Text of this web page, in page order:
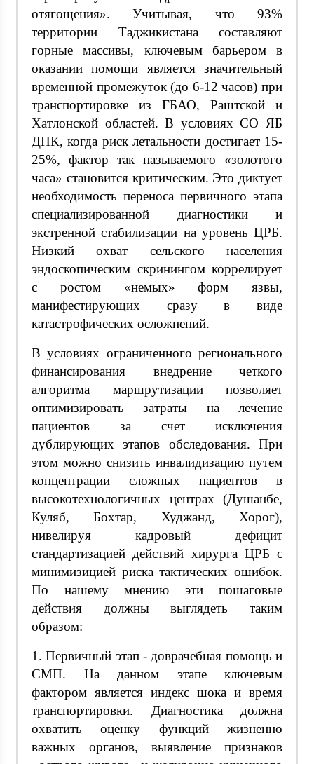
отягощения». Учитывая, что 93%
территории Таджикистана составляют
горные массивы, ключевым барьером в
оказании помощи является значительный
временной промежуток (до 6-12 часов) при
транспортировке из ГБАО, Раштской и
Хатлонской областей. В условиях СО ЯБ
ДПК, когда риск летальности достигает 15-
25%, фактор так называемого «золотого
часа» становится критическим. Это диктует
необходимость переноса первичного этапа
специализированной диагностики и
экстренной стабилизации на уровень ЦРБ.
Низкий охват сельского населения
эндоскопическим скринингом коррелирует
с ростом «немых» форм язвы,
манифестирующих сразу в виде
катастрофических осложнений.
В условиях ограниченного регионального
финансирования внедрение четкого
алгоритма маршрутизации позволяет
оптимизировать затраты на лечение
пациентов за счет исключения
дублирующих этапов обследования. При
этом можно снизить инвалидизацию путем
концентрации сложных пациентов в
высокотехнологичных центрах (Душанбе,
Куляб, Бохтар, Худжанд, Хорог),
нивелируя кадровый дефицит
стандартизацией действий хирурга ЦРБ с
минимизицией риска тактических ошибок.
По нашему мнению эти пошаговые
действия должны выглядеть таким
образом:
1. Первичный этап - доврачебная помощь и
СМП. На данном этапе ключевым
фактором является индекс шока и время
транспортировки. Диагностика должна
охватить оценку функций жизненно
важных органов, выявление признаков